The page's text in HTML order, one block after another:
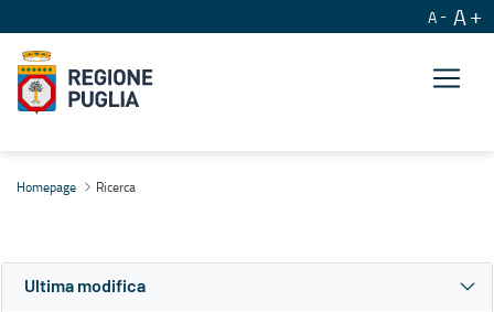
A A
Homepage Ricerca
Ultima modifica